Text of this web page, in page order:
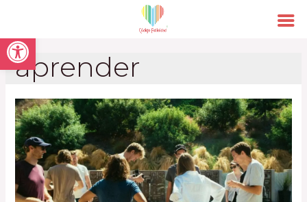
Open toolbar
aprender